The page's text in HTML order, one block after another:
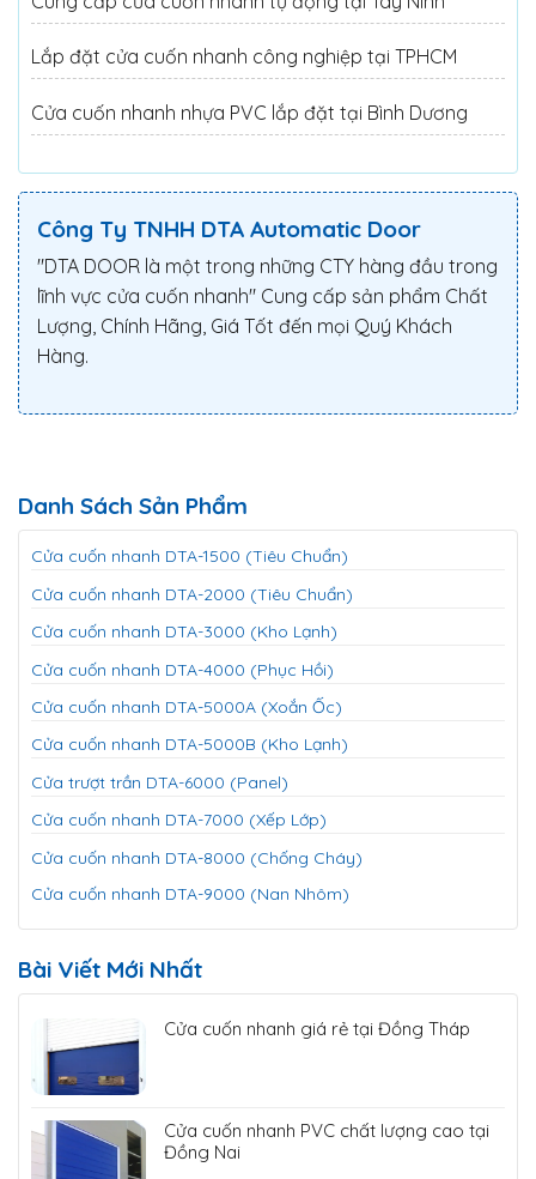
Lắp đặt cửa cuốn nhanh công nghiệp tại TPHCM
Cửa cuốn nhanh nhựa PVC lắp đặt tại Bình Dương
Công Ty TNHH DTA Automatic Door
"DTA DOOR là một trong những CTY hàng đầu trong
lĩnh vực cửa cuốn nhanh" Cung cấp sản phẩm Chất
Lượng, Chính Hãng, Giá Tốt đến mọi Quý Khách
Hàng.
Danh Sách Sản Phẩm
Cửa cuốn nhanh DTA-1500 (Tiêu Chuẩn)
Cửa cuốn nhanh DTA-2000 (Tiêu Chuẩn)
Cửa cuốn nhanh DTA-3000 (Kho Lạnh)
Cửa cuốn nhanh DTA-4000 (Phục Hồi)
Cửa cuốn nhanh DTA-5000A (Xoắn Ốc)
Cửa cuốn nhanh DTA-5000B (Kho Lạnh)
Cửa trượt trần DTA-6000 (Panel)
Cửa cuốn nhanh DTA-7000 (Xếp Lớp)
Cửa cuốn nhanh DTA-8000 (Chống Cháy)
Cửa cuốn nhanh DTA-9000 (Nan Nhôm)
Bài Viết Mới Nhất
Cửa cuốn nhanh giá rẻ tại Đồng Tháp
Cửa cuốn nhanh PVC chất lượng cao tại
Đồng Nai